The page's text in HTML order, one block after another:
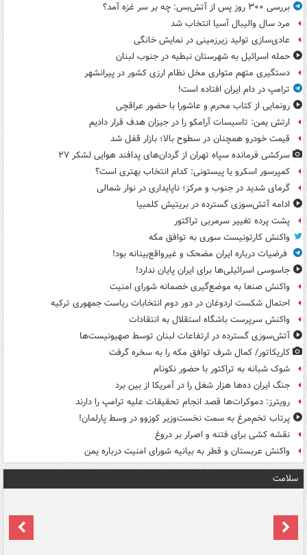
بررسی ۳۰۰ روز پس از آتش‌بس: چه بر سر غزه آمد؟
مرد سال والیبال آسیا انتخاب شد
عادی‌سازی تولید زیرزمینی در نمایش خانگی
حمله اسرائیل به شهرستان نبطیه در جنوب لبنان
دستگیری متهم متواری مخل نظام ارزی کشور در پیرانشهر
ترامپ در دام ایران افتاده است!
رونمایی از کتاب محرم و عاشورا با حضور عراقچی
ارتش یمن: تاسیسات آرامکو را در جیزان هدف قرار دادیم
قیمت خودرو همچنان در سطوح بالا؛ بازار قفل شد
سرکشی فرمانده سپاه تهران از گردان‌های پدافند هوایی لشکر ۲۷
کمپرسور اسکرو یا پیستونی: کدام انتخاب بهتری است؟
گرمای شدید در جنوب و مرکز؛ ناپایداری در نوار شمالی
ادامه آتش‌سوزی گسترده در بریتیش کلمبیا
پشت پرده تغییر سرمربی تراکتور
واکنش کارتونیست سوری به توافق مکه
فرضیات درباره ایران مضحک و غیرواقع‌بینانه بود!
جاسوسی اسرائیلی‌ها برای ایران پایان ندارد!
واکنش صنعا به موضع‌گیری خصمانه شورای امنیت
احتمال شکست اردوغان در دور دوم انتخابات ریاست جمهوری ترکیه
واکنش سرپرست باشگاه استقلال به انتقادات
آتش‌سوزی گسترده در ارتفاعات لبنان توسط صهیونیست‌ها
کاریکاتور/ کمال شرف توافق مکه را به سخره گرفت
شوک شبانه به تراکتور با حضور نکونام
جنگ ایران ده‌ها هزار شغل را در آمریکا از بین برد
رویترز: دموکرات‌ها قصد انجام تحقیقات علیه ترامپ را دارند
پرتاب تخم‌مرغ به سمت نخست‌وزیر کوزوو در وسط پارلمان!
نقشه کشی برای فتنه و اصرار بر دروغ
واکنش عربستان و قطر به بیانیه شورای امنیت درباره یمن
سلامت